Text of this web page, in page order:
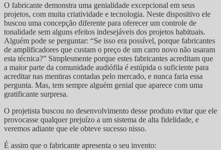
O fabricante demonstra uma genialidade excepcional em seus
projetos, com muita criatividade e tecnologia. Neste dispositivo ele
buscou uma concepção diferente para oferecer um controle de
tonalidade sem alguns efeitos indesejáveis dos projetos habituais.
Alguém pode se perguntar: “Se isso era possível, porque fabricantes
de amplificadores que custam o preço de um carro novo não usaram
esta técnica?” Simplesmente porque estes fabricantes acreditam que
a maior parte da comunidade audiófila é estúpida o suficiente para
acreditar nas mentiras contadas pelo mercado, e nunca faria essa
pergunta. Mas, tem sempre alguém genial que aparece com uma
gratificante surpresa.
O projetista buscou no desenvolvimento desse produto evitar que ele
provocasse qualquer prejuízo a um sistema de alta fidelidade, e
veremos adiante que ele obteve sucesso nisso.
É assim que o fabricante apresenta o seu invento: